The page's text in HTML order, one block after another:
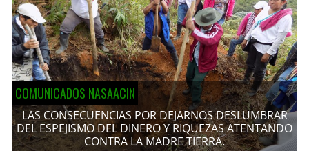
COMUNICADOS NASAACIN
LAS CONSECUENCIAS POR DEJARNOS DESLUMBRAR
DEL ESPEJISMO DEL DINERO Y RIQUEZAS ATENTANDO
CONTRA LA MADRE TIERRA.